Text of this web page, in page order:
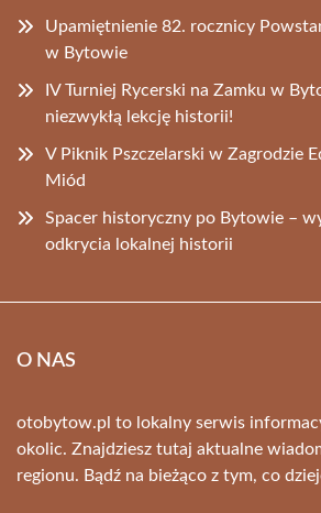
Upamiętnienie 82. rocznicy
w Bytowie
IV Turniej Rycerski na Zamku w
niezwykłą lekcję historii!
V Piknik Pszczelarski w Zagrodzie
Miód
Spacer historyczny po Bytowie –
odkrycia lokalnej historii
O NAS
otobytow.pl to lokalny serwis
okolic. Znajdziesz tutaj aktualne
regionu. Bądź na bieżąco z tym, co